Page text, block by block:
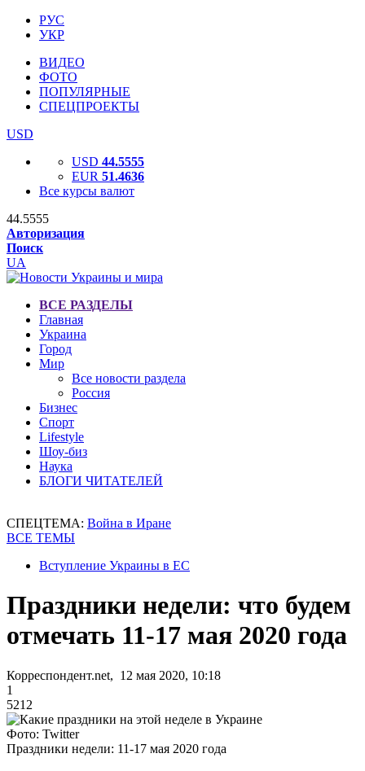
РУС
УКР
ВИДЕО
ФОТО
ПОПУЛЯРНЫЕ
СПЕЦПРОЕКТЫ
USD
USD 44.5555
EUR 51.4636
Все курсы валют
44.5555
Авторизация
Поиск
UA
ВСЕ РАЗДЕЛЫ
Главная
Украина
Город
Мир
Все новости раздела
Россия
Бизнес
Спорт
Lifestyle
Шоу-биз
Наука
БЛОГИ ЧИТАТЕЛЕЙ
СПЕЦТЕМА: Война в Иране
ВСЕ ТЕМЫ
Вступление Украины в ЕС
Праздники недели: что будем
отмечать 11-17 мая 2020 года
Корреспондент.net, 12 мая 2020, 10:18
1
5212
Фото: Twitter
Праздники недели: 11-17 мая 2020 года